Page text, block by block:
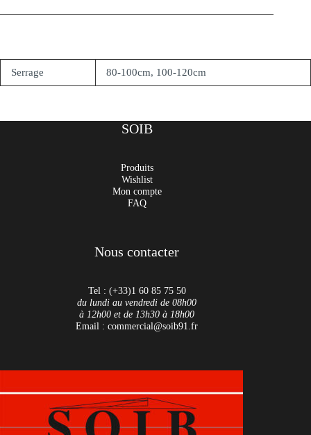
Serrage 80-100cm, 100-120cm
SOIB
Produits
Wishlist
Mon compte
FAQ
Nous contacter
Tel : (+33)1 60 85 75 50
du lundi au vendredi de 08h00
à 12h00 et de 13h30 à 18h00
Email : commercial@soib91.fr